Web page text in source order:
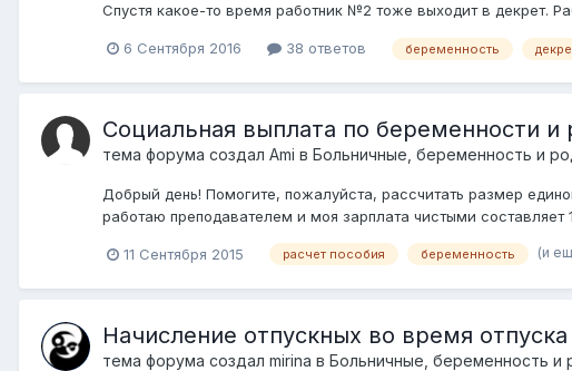
Спустя какое-то время работник №2 тоже выходит в декрет.
6 Сентября 2016 38 ответов беременность
Социальная выплата по беременности
тема форума создал Ami в Больничные, беременность и
Добрый день! Помогите, пожалуйста, рассчитать размер
работаю преподавателем и моя зарплата чистыми
11 Сентября 2015 расчет пособия беременность (и
Начисление отпускных во время
тема форума создал mirina в Больничные, беременность и